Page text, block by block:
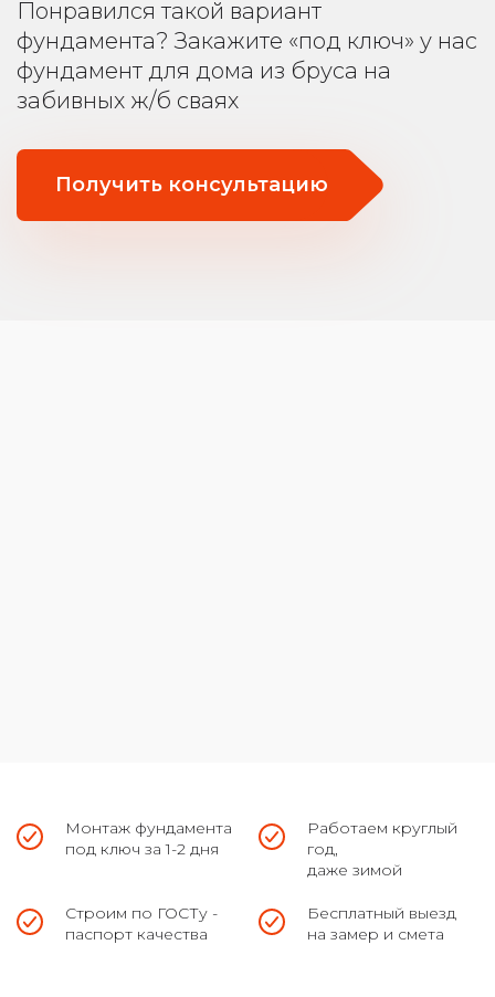
Понравился такой вариант
фундамента? Закажите «под ключ» у нас
фундамент для дома из бруса на
забивных ж/б сваях
Получить консультацию
Монтаж фундамента
под ключ за 1-2 дня
Работаем круглый
год,
даже зимой
Строим по ГОСТу -
паспорт качества
Бесплатный выезд
на замер и смета